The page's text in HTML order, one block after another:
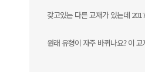
갖고있는 다른 교재가 있는데
원래 유형이 자주 바뀌나요? 이